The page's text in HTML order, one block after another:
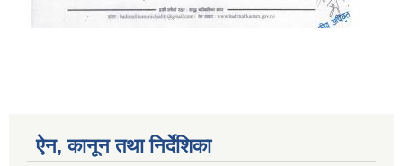
ऐन, कानून तथा निर्देशिका